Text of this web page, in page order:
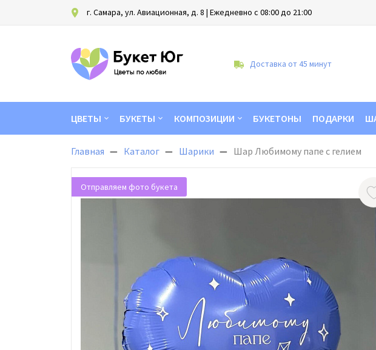
г. Самара, ул. Авиационная, д. 8 | Ежедневно с 08:00 до 21:00
Доставка от 45 минут
ЦВЕТЫ БУКЕТЫ КОМПОЗИЦИИ БУКЕТОНЫ ПОДАРКИ
Главная Каталог Шарики Шар Любимому папе с гелием
Отправляем фото букета